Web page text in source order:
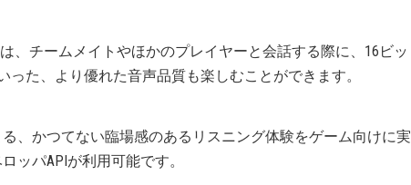
、チームメイトやほかのプレイヤーと会話する際に、16ビッ
った、より優れた音声品質も楽しむことができます。
、かつてない臨場感のあるリスニング体験をゲーム向けに実
ッパAPIが利用可能です。